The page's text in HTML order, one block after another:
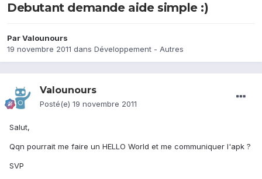
Debutant demande aide simple :)
ParValounours
19 novembre 2011 dans Développement - Autres
Valounours
Posté(e) 19 novembre 2011
Salut,
Qqn pourrait me faire un HELLO World et me communiquer l'apk ?
SVP